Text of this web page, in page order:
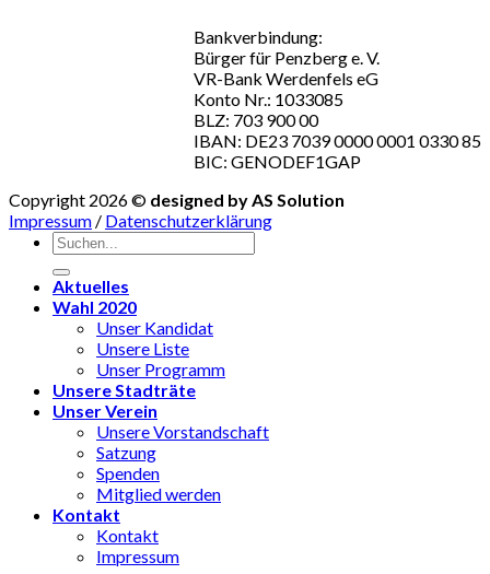
Bankverbindung:
Bürger für Penzberg e. V.
VR-Bank Werdenfels eG
Konto Nr.: 1033085
BLZ: 703 900 00
IBAN: DE23 7039 0000 0001 0330 85
BIC: GENODEF1GAP
Copyright 2026 © designed by AS Solution
Impressum / Datenschutzerklärung
Aktuelles
Wahl 2020
Unser Kandidat
Unsere Liste
Unser Programm
Unsere Stadträte
Unser Verein
Unsere Vorstandschaft
Satzung
Spenden
Mitglied werden
Kontakt
Kontakt
Impressum